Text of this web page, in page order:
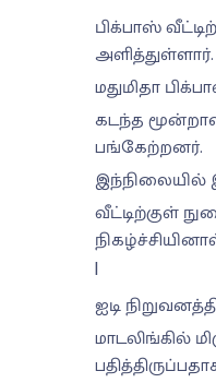
பிக்பாஸ்
அளித்துள்ளார்.
மதுமிதா
கடந்த
பங்கேற்றனர்.
இந்நிலையில்
வீட்டிற்குள்
|
ஐடி
மாடலிங்கில்